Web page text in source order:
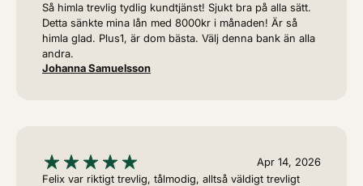
Så himla trevlig tydlig kundtjänst! Sjukt bra på alla sätt.
Detta sänkte mina lån med 8000kr i månaden! Är så
himla glad. Plus1, är dom bästa. Välj denna bank än alla
andra.
Johanna Samuelsson
Apr 14, 2026
Felix var riktigt trevlig, tålmodig, alltså väldigt trevligt